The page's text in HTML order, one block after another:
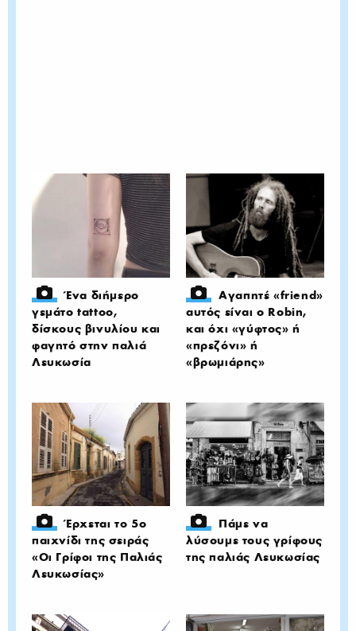
Ένα διήμερο
γεμάτο tattoo,
δίσκους βινυλίου και
φαγητό στην παλιά
Λευκωσία
Αγαπητέ «friend»
αυτός είναι ο Robin,
και όχι «γύφτος» ή
«πρεζόνι» ή
«βρωμιάρης»
Έρχεται το 5ο
παιχνίδι της σειράς
«Οι Γρίφοι της Παλιάς
Λευκωσίας»
Πάμε να
λύσουμε τους γρίφους
της παλιάς Λευκωσίας